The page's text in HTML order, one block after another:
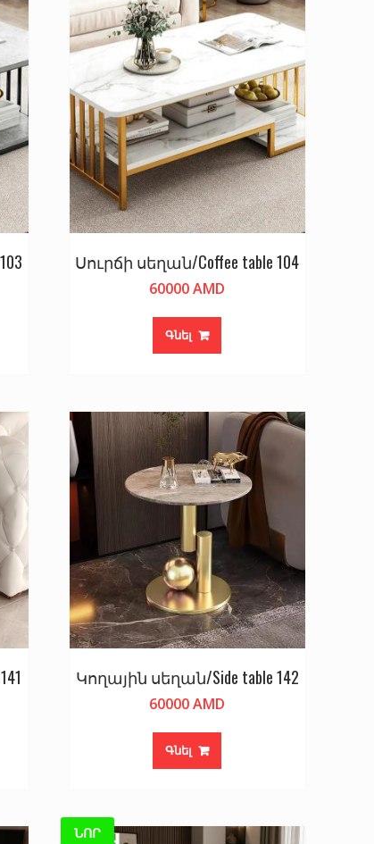
Սուրճի սեղան/Coffee table 104
60000AMD
Գնել
Կողային սեղան/Side table 142
60000AMD
Գնել
ՆՈՐ